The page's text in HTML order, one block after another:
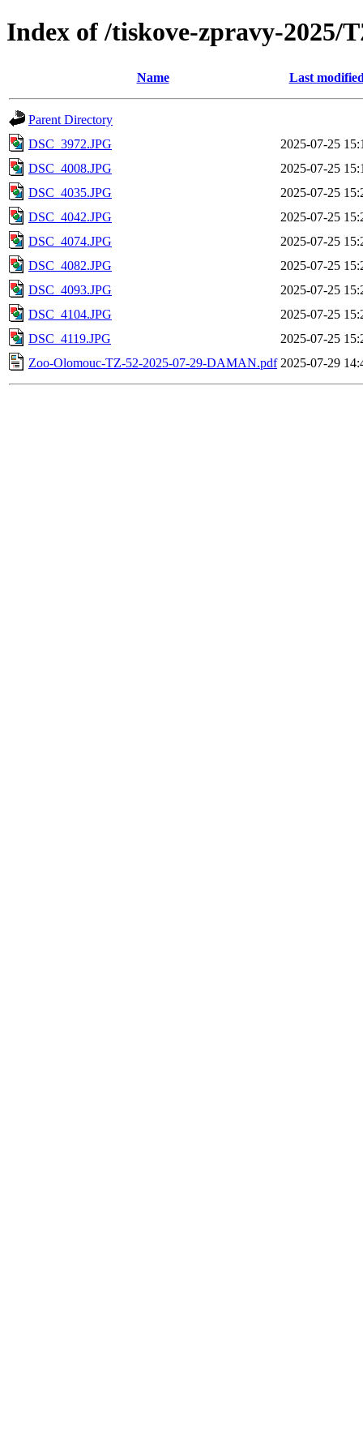
Index of /tiskove-zpravy-2025/
Name Last
Parent Directory
DSC_3972.JPG
2025-07-25
DSC_4008.JPG
2025-07-25
DSC_4035.JPG
2025-07-25
DSC_4042.JPG
2025-07-25
DSC_4074.JPG
2025-07-25
DSC_4082.JPG
2025-07-25
DSC_4093.JPG
2025-07-25
DSC_4104.JPG
2025-07-25
DSC_4119.JPG
2025-07-25
Zoo-Olomouc-TZ-52-2025-07-29-DAMAN.pdf 2025-07-29